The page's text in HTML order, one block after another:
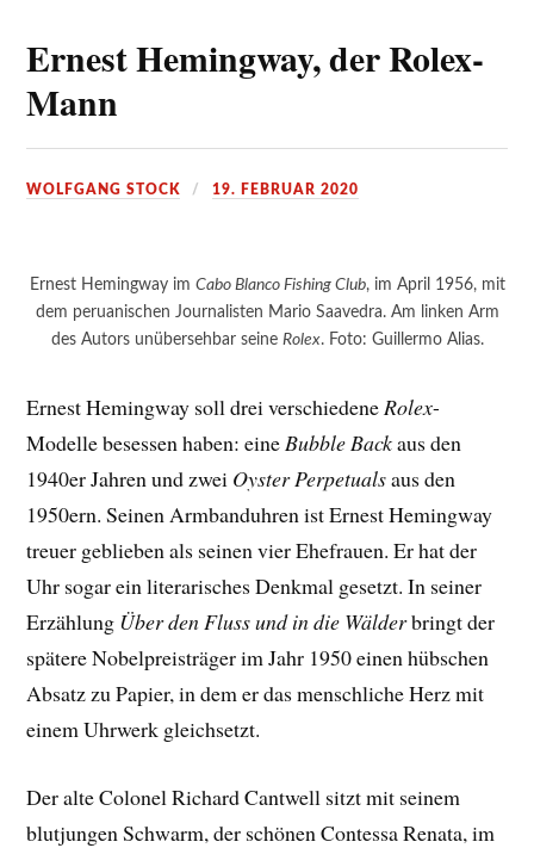
Ernest Hemingway, der Rolex-
Mann
WOLFGANG STOCK 19. FEBRUAR 2020
Ernest Hemingway im Cabo Blanco Fishing Club, im April 1956, mit
dem peruanischen Journalisten Mario Saavedra. Am linken Arm
des Autors unübersehbar seine Rolex. Foto: Guillermo Alias.
Ernest Hemingway soll drei verschiedeneRolex-
Modelle besessen haben: eineBubble Backaus den
1940er Jahren und zwei Oyster Perpetualsaus den
1950ern. Seinen Armbanduhren ist Ernest Hemingway
treuer geblieben als seinen vier Ehefrauen. Er hat der
Uhr sogar ein literarisches Denkmal gesetzt. In seiner
Erzählung Über den Fluss und in die Wälderbringt der
spätere Nobelpreisträger im Jahr 1950 einen hübschen
Absatz zu Papier, in dem er das menschliche Herz mit
einem Uhrwerk gleichsetzt.
Der alte Colonel Richard Cantwell sitzt mit seinem
blutjungen Schwarm, der schönen Contessa Renata, im